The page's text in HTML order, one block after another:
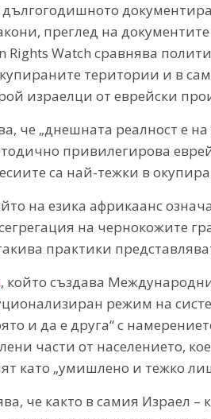
преглед на
Watch сравнява
територии и в
израелци от еврейски
че „днешната реалност е
привилегирова
са най-тежки в
на езика африкаанс
на чернокожите
практики
, който създава
режим на
и да е друга“ с
части от населението,
като „умишлено и тежко
че както в самия Израел